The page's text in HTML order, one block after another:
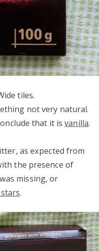
tiles.
not very natural.
that it isvanilla.
as expected from
the presence of
missing, or
.